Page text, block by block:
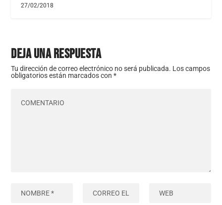
27/02/2018
DEJA UNA RESPUESTA
Tu dirección de correo electrónico no será publicada. Los campos
obligatorios están marcados con*